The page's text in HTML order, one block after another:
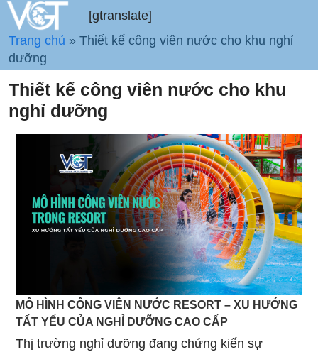
[gtranslate]
Trang chủ » Thiết kế công viên nước cho khu nghỉ
dưỡng
Thiết kế công viên nước cho khu
nghỉ dưỡng
MÔ HÌNH CÔNG VIÊN NƯỚC RESORT – XU HƯỚNG
TẤT YẾU CỦA NGHỈ DƯỠNG CAO CẤP
Thị trường nghỉ dưỡng đang chứng kiến sự